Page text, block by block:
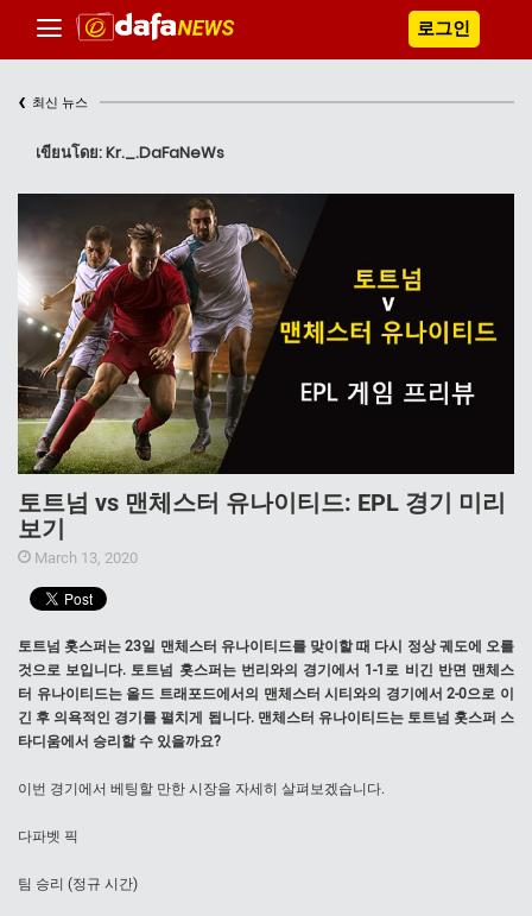
로그인
‹ 최신 뉴스
เขียนโดย: Kr._.DaFaNeWs
토트넘 vs 맨체스터 유나이티드: EPL 경기 미리
보기
March 13, 2020
토트넘 홋스퍼는 23일 맨체스터 유나이티드를 맞이할 때 다시 정상 궤도에 오를
것으로 보입니다. 토트넘 홋스퍼는 번리와의 경기에서 1-1로 비긴 반면 맨체스
터 유나이티드는 올드 트래포드에서의 맨체스터 시티와의 경기에서 2-0으로 이
긴 후 의욕적인 경기를 펼치게 됩니다. 맨체스터 유나이티드는 토트넘 홋스퍼 스
타디움에서 승리할 수 있을까요?
이번 경기에서 베팅할 만한 시장을 자세히 살펴보겠습니다.
다파벳 픽
팀 승리 (정규 시간)